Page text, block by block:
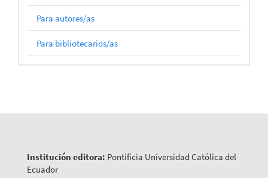
Para autores/as
Para bibliotecarios/as
Institución editora: Pontificia Universidad Católica del
Ecuador